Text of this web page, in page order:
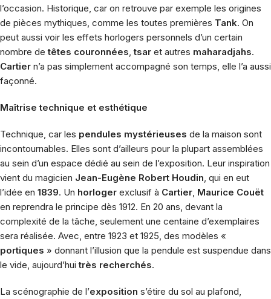
l’occasion. Historique, car on retrouve par exemple les origines
de pièces mythiques, comme les toutes premières Tank. On
peut aussi voir les effets horlogers personnels d’un certain
nombre detêtes couronnées ,tsar et autres maharadjahs.
Cartier n’a pas simplement accompagné son temps, elle l’a aussi
façonné.
Maîtrise technique et esthétique
Technique, car les pendules mystérieuses de la maison sont
incontournables. Elles sont d’ailleurs pour la plupart assemblées
au sein d’un espace dédié au sein de l’exposition. Leur inspiration
vient du magicien Jean-Eugène Robert Houdin , qui en eut
l’idée en 1839. Un horloger exclusif à Cartier Maurice Couët
en reprendra le principe dès 1912. En 20 ans, devant la
complexité de la tâche, seulement une centaine d’exemplaires
sera réalisée. Avec, entre 1923 et 1925, des modèles «
portiques » donnant l’illusion que la pendule est suspendue dans
le vide, aujourd’huitrès recherchés.
La scénographie de l’exposition s’étire du sol au plafond,